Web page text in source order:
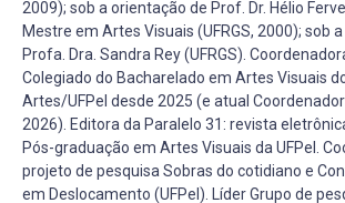
2009); sob a orientação de Prof. Dr. Hélio
Mestre em Artes Visuais (UFRGS, 2000); sob
Profa. Dra. Sandra Rey (UFRGS).
Colegiado do Bacharelado em Artes Visuais
Artes/UFPel desde 2025 (e atual
2026). Editora da Paralelo 31: revista
Pós-graduação em Artes Visuais da UFPel.
projeto de pesquisa Sobras do cotidiano e
em Deslocamento (UFPel). Líder Grupo de